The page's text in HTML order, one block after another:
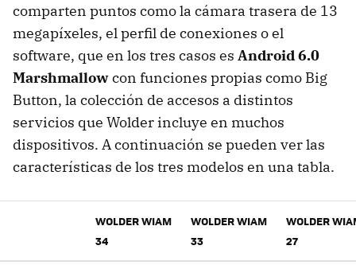
comparten puntos como la cámara trasera de 13
megapíxeles, el perfil de conexiones o el
software, que en los tres casos es Android 6.0
Marshmallowcon funciones propias como Big
Button, la colección de accesos a distintos
servicios que Wolder incluye en muchos
dispositivos. A continuación se pueden ver las
características de los tres modelos en una tabla.
WOLDER WIAM
34
WOLDER WIAM
33
WOLDER
27